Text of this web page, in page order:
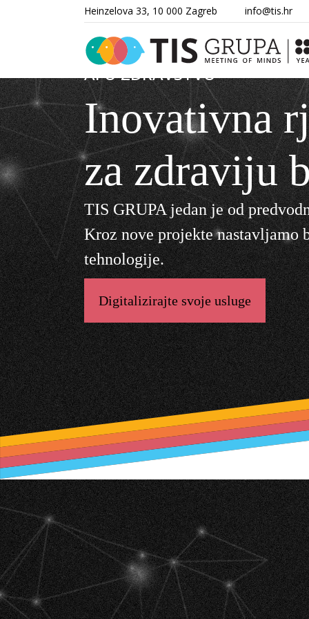
Heinzelova 33, 10 000 Zagreb info@tis.hr
AI U ZDRAVSTVU
Inovativna
za zdraviju
TIS GRUPA jedan je od
Kroz nove projekte nastavljamo
tehnologije.
Digitalizirajte svoje usluge